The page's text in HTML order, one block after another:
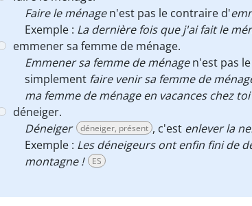
Faire le ménagen'est pas le contraire d'em
Exemple : La dernière fois que j'ai fait le
emmener sa femme de ménage.
Emmener sa femme de ménagen'est pas
simplement faire venir sa femme de
ma femme de ménage en vacances chez toi
déneiger.
Déneiger
déneiger, présent , c'est enlever la
Exemple : Les déneigeurs ont enfin fini de
montagne !
ES